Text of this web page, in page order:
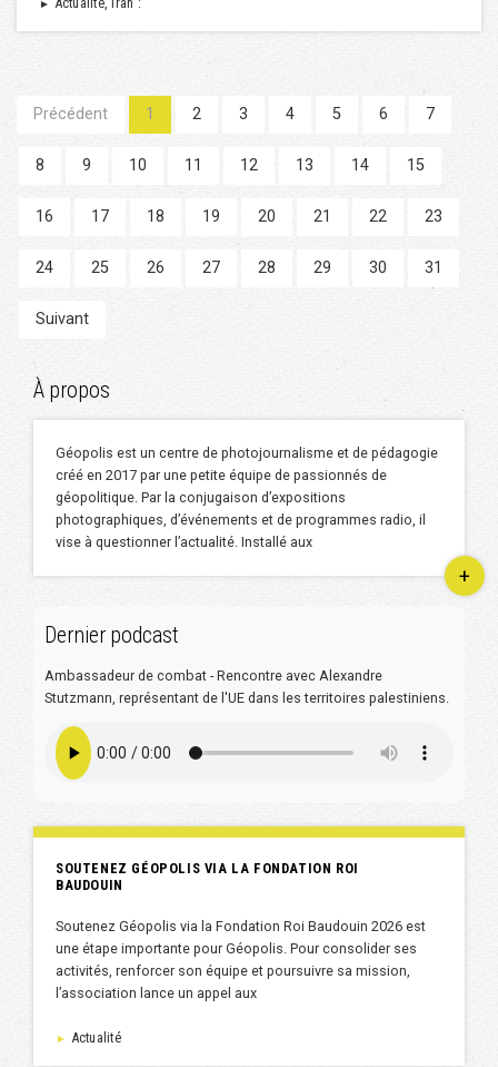
►
Précédent 1 2 3 4 5 6 7
8 9 10 11 12 13 14 15
16 17 18 19 20 21 22 23
24 25 26 27 28 29 30 31
Suivant
À propos
Géopolis est un centre de photojournalisme et de pédagogie
créé en 2017 par une petite équipe de passionnés de
géopolitique. Par la conjugaison d’expositions
photographiques, d’événements et de programmes radio, il
vise à questionner l’actualité. Installé aux
+
Dernier podcast
Ambassadeur de combat - Rencontre avec Alexandre
Stutzmann, représentant de l'UE dans les territoires palestiniens.
SOUTENEZ GÉOPOLIS VIA LA FONDATION ROI
BAUDOUIN
Soutenez Géopolis via la Fondation Roi Baudouin 2026 est
une étape importante pour Géopolis. Pour consolider ses
activités, renforcer son équipe et poursuivre sa mission,
l’association lance un appel aux
► Actualité